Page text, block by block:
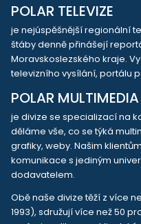
POLAR TELEVIZE
je nejúspěšnější regionální
štáby denně přinášejí
Moravskoslezského kraje.
televizního vysílání, portálu
POLAR MULTIMEDIA
je divize se specializací na
děláme vše, co se týká
grafiky, weby. Našim
komunikace s jediným
dodavatelem.
Obě naše divize těží z více
1993), sdružují více než 50